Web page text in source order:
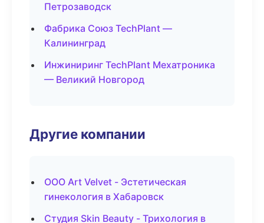
Петрозаводск
Фабрика Союз TechPlant —
Калининград
Инжиниринг TechPlant Мехатроника
— Великий Новгород
Другие компании
ООО Art Velvet - Эстетическая
гинекология в Хабаровск
Студия Skin Beauty - Трихология в